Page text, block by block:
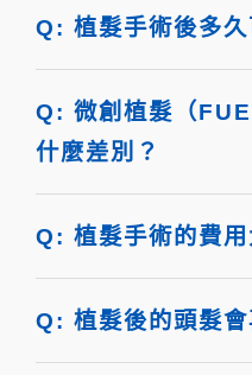
Q: 植髮手術後多久
Q: 微創植髮（
什麼差別？
Q: 植髮手術的費用
Q: 植髮後的頭髮會